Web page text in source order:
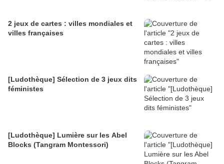
2 jeux de cartes : villes mondiales et
villes françaises
[Ludothèque] Sélection de 3 jeux dits
féministes
[Ludothèque] Lumière sur les Abel
Blocks (Tangram Montessori)